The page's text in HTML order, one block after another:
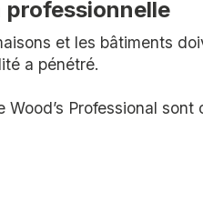
et les bâtiments
a pénétré.
Wood’s Professional